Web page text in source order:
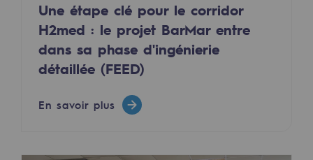
Territorial
Territorial
Une étape clé pour le corridor
H2med : le projet BarMar entre
dans sa phase d'ingénierie
détaillée (FEED)
En savoir plus